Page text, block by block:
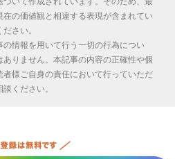
の価値観と相違する表現が含まれてい
さい。
情報を用いて行う一切の行為につい
りません。本記事の内容の正確性や個
様ご自身の責任において行っていただ
ください。